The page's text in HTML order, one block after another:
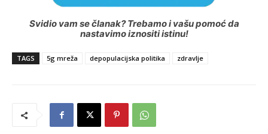
Svidio vam se članak? Trebamo i vašu pomoć da
nastavimo iznositi istinu!
TAGS 5g mreža depopulacijska politika zdravlje